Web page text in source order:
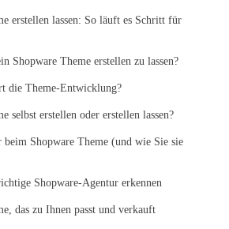
erstellen lassen: So läuft es Schritt für
Shopware Theme erstellen zu lassen?
die Theme-Entwicklung?
selbst erstellen oder erstellen lassen?
beim Shopware Theme (und wie Sie sie
Shopware-Agentur erkennen
das zu Ihnen passt und verkauft